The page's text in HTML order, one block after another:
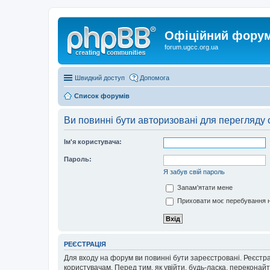
Офіційний форум
forum.ugcc.org.ua
Швидкий доступ Допомога
Список форумів
Ви повинні бути авторизовані для перегляду
Ім'я користувача:
Пароль:
Я забув свій пароль
Запам'ятати мене
Приховати моє перебування
РЕЄСТРАЦІЯ
Для входу на форум ви повинні бути зареєстровані.
користувачам. Перед тим, як увійти, будь-ласка,